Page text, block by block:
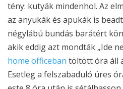
tény: kutyák mindenhol. Az
az anyukák és apukák is
négylábú bundás barátért
akik eddig azt mondták „Ide
home officeban töltött óra áll
Esetleg a felszabaduló üres